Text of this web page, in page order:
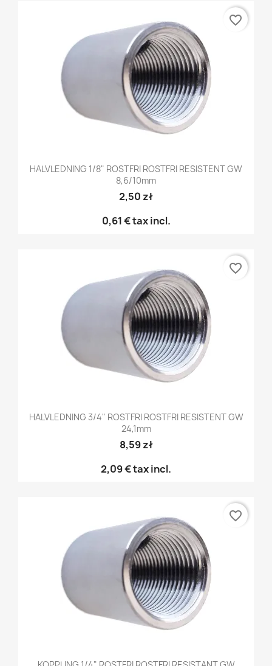
HALVLEDNING 1/8" ROSTFRI ROSTFRI RESISTENT GW
8,6/10mm
2,50 zł
0,61 €tax incl.
favorite_border
HALVLEDNING 3/4" ROSTFRI ROSTFRI RESISTENT GW
24,1mm
8,59 zł
2,09 €tax incl.
favorite_border
favorite_border